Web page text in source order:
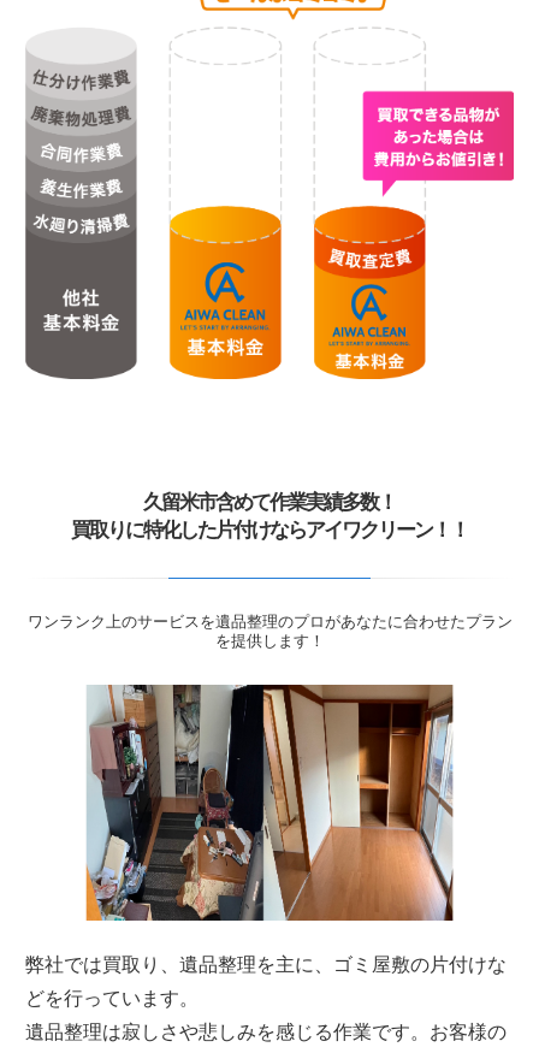
久留米市含めて作業実績多数！
買取りに特化した片付けならアイワクリーン！！
ワンランク上のサービスを遺品整理のプロがあなたに合わせたプラン
を提供します！
弊社では買取り、遺品整理を主に、ゴミ屋敷の片付けな
どを行っています。
遺品整理は寂しさや悲しみを感じる作業です。お客様の